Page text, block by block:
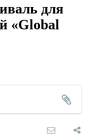
для
«Global